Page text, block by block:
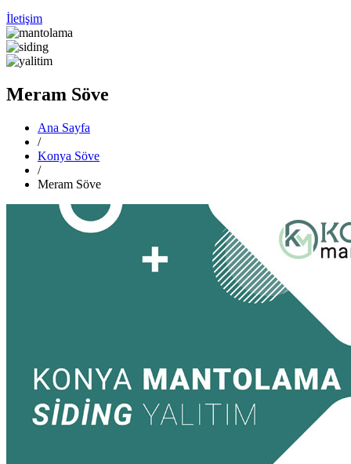
İletişim
Meram Söve
Ana Sayfa
/
Konya Söve
/
Meram Söve